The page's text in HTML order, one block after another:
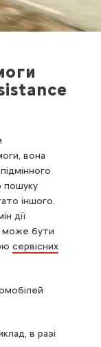
вона
пошуку
іншого.
дії
може бути
сервісних
в разі